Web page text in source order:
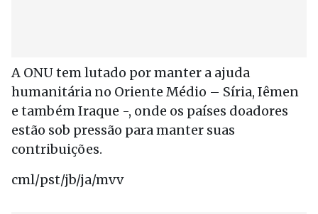
A ONU tem lutado por manter a ajuda
humanitária no Oriente Médio – Síria, Iêmen
e também Iraque -, onde os países doadores
estão sob pressão para manter suas
contribuições.
cml/pst/jb/ja/mvv